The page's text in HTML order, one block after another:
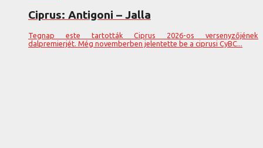
Ciprus: Antigoni – Jalla
Tegnap este tartották Ciprus 2026-os versenyzőjének
dalpremierjét. Még novemberben jelentette be a ciprusi CyBC...